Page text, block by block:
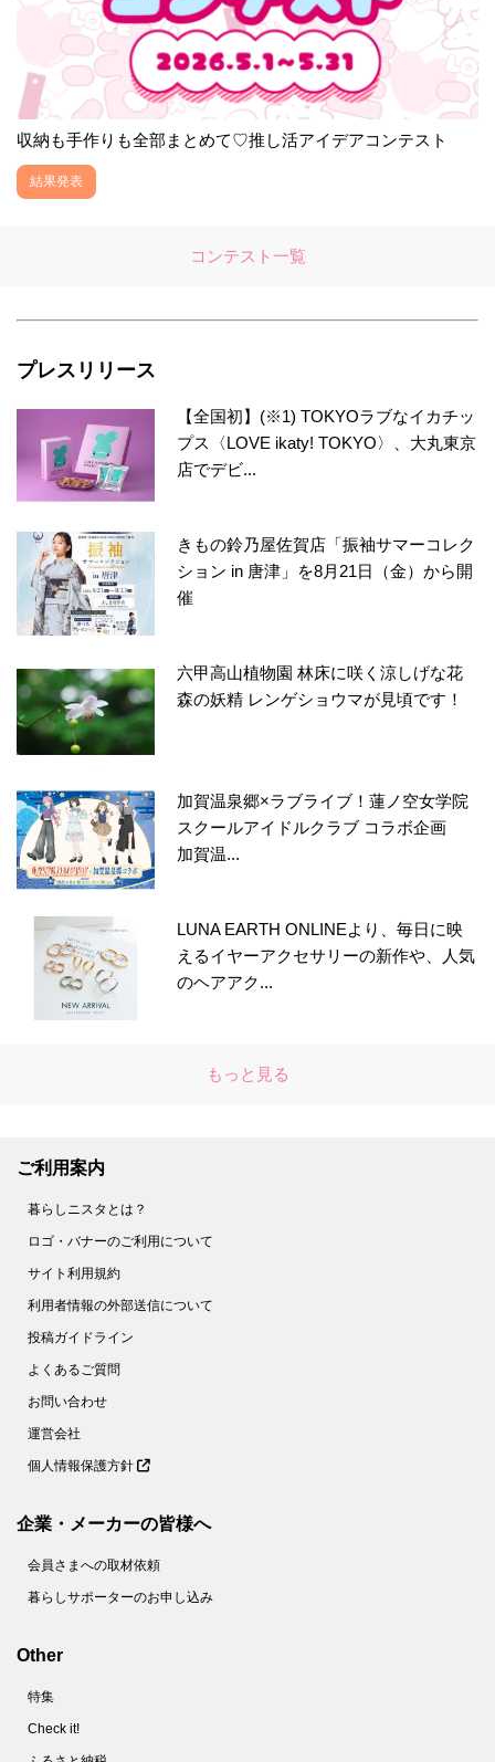
収納も手作りも全部まとめて♡推し活アイデアコンテスト
結果発表
コンテスト一覧
プレスリリース
【全国初】(※1) TOKYOラブなイカチッ
プス〈LOVE ikaty! TOKYO〉、大丸東京
店でデビ...
きもの鈴乃屋佐賀店「振袖サマーコレク
ション in 唐津」を8月21日（金）から開
催
六甲高山植物園 林床に咲く涼しげな花
森の妖精 レンゲショウマが見頃です！
加賀温泉郷×ラブライブ！蓮ノ空女学院
スクールアイドルクラブ コラボ企画
加賀温...
LUNA EARTH ONLINEより、毎日に映
えるイヤーアクセサリーの新作や、人気
のヘアアク...
もっと見る
ご利用案内
暮らしニスタとは？
ロゴ・バナーのご利用について
サイト利用規約
利用者情報の外部送信について
投稿ガイドライン
よくあるご質問
お問い合わせ
運営会社
個人情報保護方針
企業・メーカーの皆様へ
会員さまへの取材依頼
暮らしサポーターのお申し込み
Other
特集
Check it!